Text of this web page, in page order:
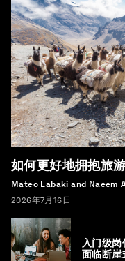
如何更好地拥抱旅
Mateo Labaki and Naeem
2026年7月16日
入门级
面临断崖